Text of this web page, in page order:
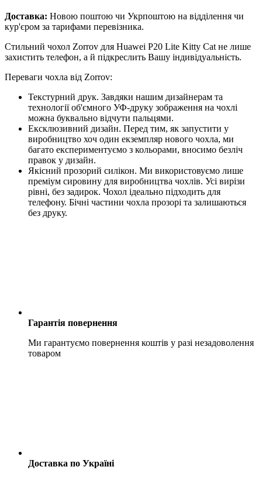
Доставка: Новою поштою чи Укрпоштою на відділення чи
кур'єром за тарифами перевізника.
Стильний чохол Zorrov для Huawei P20 Lite Kitty Cat не лише
захистить телефон, а й підкреслить Вашу індивідуальність.
Переваги чохла від Zorrov:
Текстурний друк. Завдяки нашим дизайнерам та
технології об'ємного УФ-друку зображення на чохлі
можна буквально відчути пальцями.
Ексклюзивний дизайн. Перед тим, як запустити у
виробництво хоч один екземпляр нового чохла, ми
багато експериментуємо з кольорами, вносимо безліч
правок у дизайн.
Якісний прозорий силікон. Ми використовуємо лише
преміум сировину для виробництва чохлів. Усі вирізи
рівні, без задирок. Чохол ідеально підходить для
телефону. Бічні частини чохла прозорі та залишаються
без друку.
Гарантія повернення
Ми гарантуємо повернення коштів у разі незадоволення
товаром
Доставка по Україні